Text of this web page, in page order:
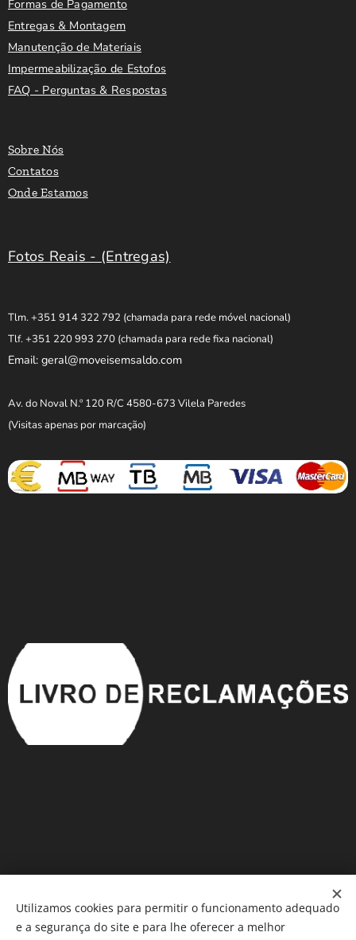
Formas de Pagamento
Entregas & Montagem
Manutenção de Materiais
Impermeabilização de Estofos
FAQ - Perguntas & Respostas
Sobre Nós
Contatos
Onde Estamos
Fotos Reais - (Entregas)
Tlm. +351 914 322 792 (chamada para rede móvel nacional)
Tlf. +351 220 993 270 (chamada para rede fixa nacional)
Email: geral@moveisemsaldo.com
Av. do Noval N.º 120 R/C 4580-673 Vilela Paredes
(Visitas apenas por marcação)
Móveis em Saldo ®️ Cookies
Utilizamos cookies para permitir o funcionamento adequado
e a segurança do site e para lhe oferecer a melhor